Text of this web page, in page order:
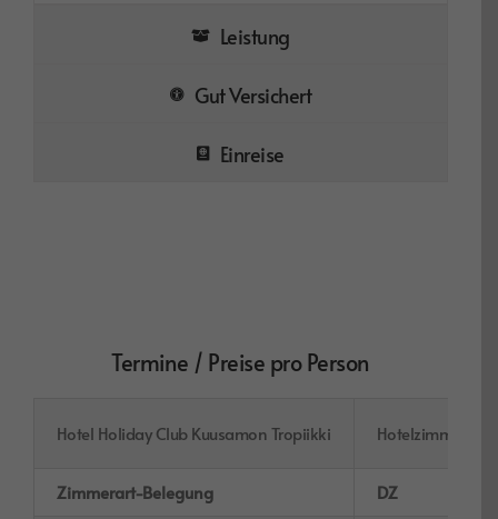
Leistung
Gut Versichert
Einreise
Termine / Preise pro Person
Hotel Holiday Club Kuusamon Tropiikki Hotelzimmer
Zimmerart-Belegung DZ